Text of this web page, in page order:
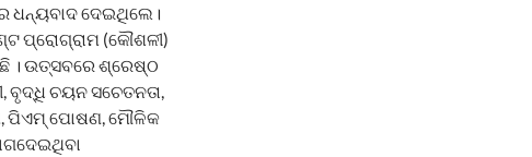
ଧନ୍ୟବାଦ ଦେଇଥିଲେ।
ପ୍ରୋଗ୍ରାମ (କୌଶଳୀ)
। ଉତ୍ସବରେ ଶ୍ରେଷ୍ଠ
ବୃଦ୍ଧି ଚୟନ ସଚେତନତା,
ପିଏମ୍ ପୋଷଣ, ମୌଳିକ